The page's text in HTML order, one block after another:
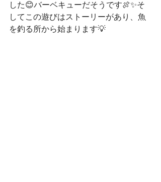
した😊バーベキューだそうです🍖✨そ
してこの遊びはストーリーがあり、魚
を釣る所から始まります💡